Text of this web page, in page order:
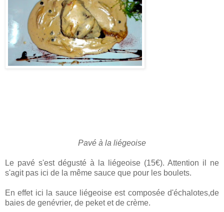
Pavé à la liégeoise
Le pavé s'est dégusté à la liégeoise (15€). Attention il ne
s'agit pas ici de la même sauce que pour les boulets.
En effet ici la sauce liégeoise est composée d'échalotes,de
baies de genévrier, de peket et de crème.